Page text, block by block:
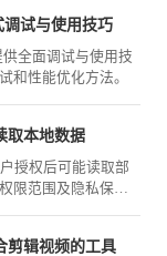
试与使用技巧
全面调试与使用技
和性能优化方法。
取本地数据
授权后可能读取部
限范围及隐私保护
剪辑视频的工具